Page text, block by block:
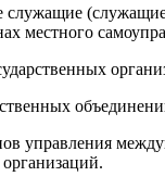
служащие
местного
управления